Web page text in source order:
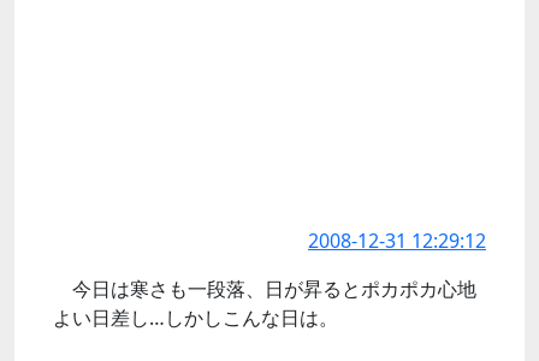
2008-12-31 12:29:12
今日は寒さも一段落、日が昇るとポカポカ心地
よい日差し…しかしこんな日は。